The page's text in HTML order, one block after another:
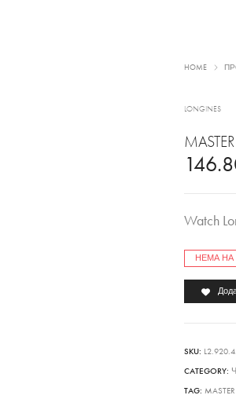
HOME
LONGINES
Watch
НЕМА НА
SKU:
CATEGORY:
TAG: